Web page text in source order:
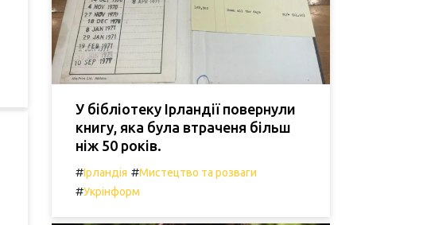
У бібліотеку Ірландії повернули
книгу, яка була втраченя більш
ніж 50 років.
#Ірландія #Мистецтво та розваги
#Укрінформ